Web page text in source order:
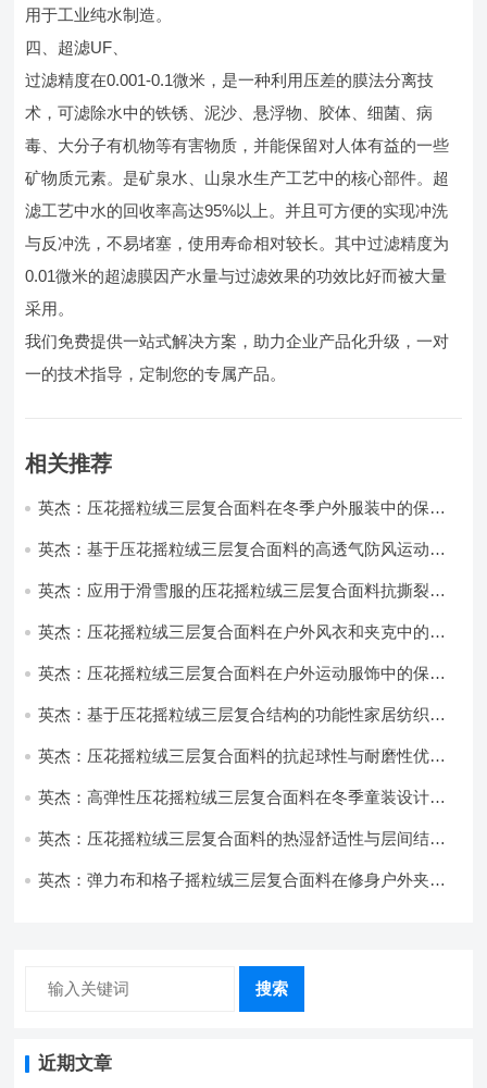
用于工业纯水制造。
四、超滤UF、
过滤精度在0.001-0.1微米，是一种利用压差的膜法分离技
术，可滤除水中的铁锈、泥沙、悬浮物、胶体、细菌、病
毒、大分子有机物等有害物质，并能保留对人体有益的一些
矿物质元素。是矿泉水、山泉水生产工艺中的核心部件。超
滤工艺中水的回收率高达95%以上。并且可方便的实现冲洗
与反冲洗，不易堵塞，使用寿命相对较长。其中过滤精度为
0.01微米的超滤膜因产水量与过滤效果的功效比好而被大量
采用。
我们免费提供一站式解决方案，助力企业产品化升级，一对
一的技术指导，定制您的专属产品。
相关推荐
英杰：压花摇粒绒三层复合面料在冬季户外服装中的保暖
英杰：基于压花摇粒绒三层复合面料的高透气防风运动服
英杰：应用于滑雪服的压花摇粒绒三层复合面料抗撕裂与
英杰：压花摇粒绒三层复合面料在户外风衣和夹克中的应
英杰：压花摇粒绒三层复合面料在户外运动服饰中的保暖
英杰：基于压花摇粒绒三层复合结构的功能性家居纺织品
英杰：压花摇粒绒三层复合面料的抗起球性与耐磨性优化
英杰：高弹性压花摇粒绒三层复合面料在冬季童装设计中
英杰：压花摇粒绒三层复合面料的热湿舒适性与层间结合
英杰：弹力布和格子摇粒绒三层复合面料在修身户外夹克
搜索
近期文章